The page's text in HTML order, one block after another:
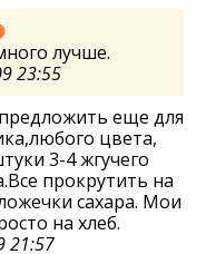
лучше.
23:55
еще для
цвета,
3-4 жгучего
прокрутить на
сахара. Мои
на хлеб.
21:57